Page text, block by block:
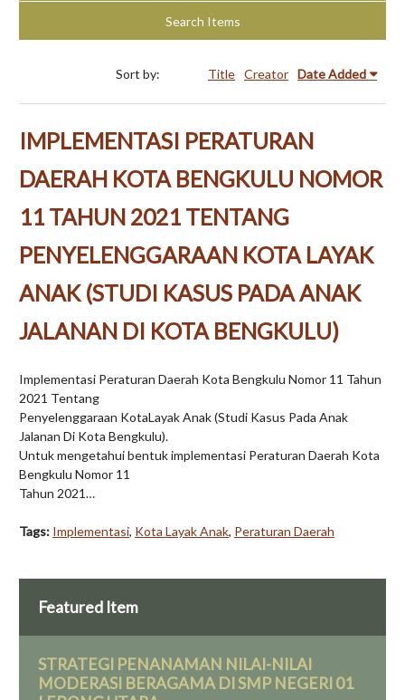
Search Items
Sort by: Title Creator Date Added
IMPLEMENTASI PERATURAN
DAERAH KOTA BENGKULU NOMOR
11 TAHUN 2021 TENTANG
PENYELENGGARAAN KOTA LAYAK
ANAK (STUDI KASUS PADA ANAK
JALANAN DI KOTA BENGKULU)
Implementasi Peraturan Daerah Kota Bengkulu Nomor 11 Tahun
2021 Tentang
Penyelenggaraan KotaLayak Anak (Studi Kasus Pada Anak
Jalanan Di Kota Bengkulu).
Untuk mengetahui bentuk implementasi Peraturan Daerah Kota
Bengkulu Nomor 11
Tahun 2021…
Tags: Implementasi, Kota Layak Anak, Peraturan Daerah
Featured Item
STRATEGI PENANAMAN NILAI-NILAI
MODERASI BERAGAMA DI SMP NEGERI 01